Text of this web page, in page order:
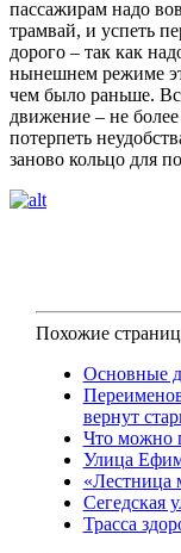
пассажирам надо
трамвай, и успеть
дорого – так как
нынешнем режиме
чем было раньше.
движение – не
потерпеть
заново кольцо для
Похожие
Основные
вернут
Что можно
Улица
«Лестница
Сегедская
Трасса